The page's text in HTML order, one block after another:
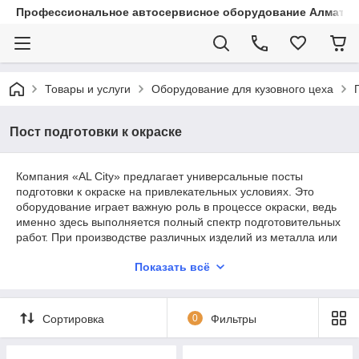
Профессиональное автосервисное оборудование Алматы
Товары и услуги Оборудование для кузовного цеха
Пост подготовки к окраске
Компания «AL City» предлагает универсальные посты
подготовки к окраске на привлекательных условиях. Это
оборудование играет важную роль в процессе окраски, ведь
именно здесь выполняется полный спектр подготовительных
работ. При производстве различных изделий из металла или
поверхностях оседает пыль, появляются следы от масла и
началом окрашивания.
Посты подготовки к окраске состоят из следующих
узлов:
Показать всё
Сортировка 0 Фильтры